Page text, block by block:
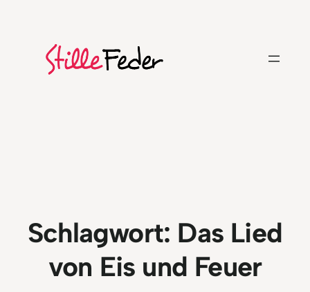
springen
Schlagwort: Das Lied
von Eis und Feuer